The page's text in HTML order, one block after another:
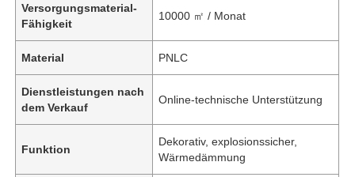
Versorgungsmaterial-
Fähigkeit
10000 ㎡ / Monat
Material PNLC
Dienstleistungen nach
dem Verkauf
Online-technische Unterstützung
Funktion
Dekorativ, explosionssicher,
Wärmedämmung